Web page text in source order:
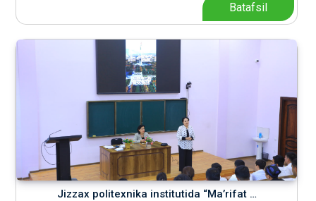
Batafsil
Jizzax politexnika institutida “Ma’rifat …